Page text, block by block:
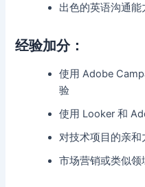
出色的英语沟通
经验加分：
使用 Adobe
验
使用 Looker 和
对技术项目的亲和
市场营销或类似领